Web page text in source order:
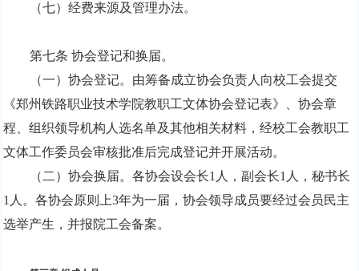
（七）经费来源及管理办法。
第七条 协会登记和换届。
（一）协会登记。由筹备成立协会负责人向校工会提交
《郑州铁路职业技术学院教职工文体协会登记表》、协会章
程、组织领导机构人选名单及其他相关材料，经校工会教职工
文体工作委员会审核批准后完成登记并开展活动。
（二）协会换届。各协会设会长1 人，副会长1 人，秘书长
1 人。各协会原则上3年为一届，协会领导成员要经过会员民主
选举产生，并报院工会备案。